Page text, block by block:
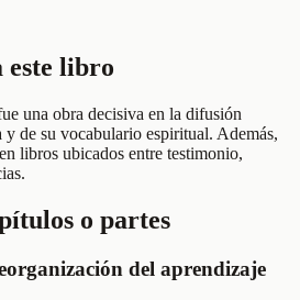
este libro
una obra decisiva en la difusión
y de su vocabulario espiritual. Además,
libros ubicados entre testimonio,
o partes
del aprendizaje